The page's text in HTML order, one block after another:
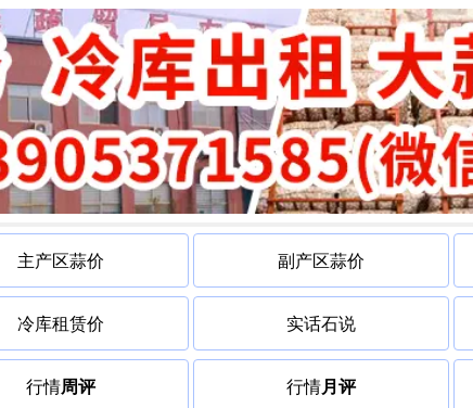
主产区蒜价 副产区蒜价
冷库租赁价 实话石说
行情周评 行情月评